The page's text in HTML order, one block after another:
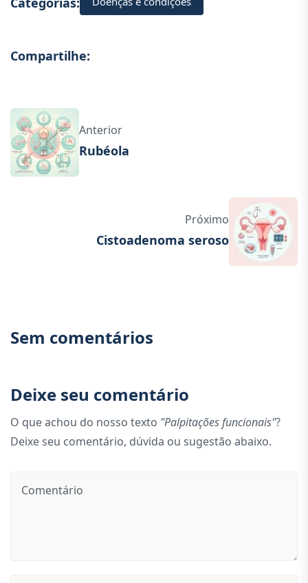
Compartilhe:
Anterior
Rubéola
Próximo
Cistoadenoma seroso
Sem comentários
Deixe seu comentário
O que achou do nosso texto "Palpitações funcionais"?
Deixe seu comentário, dúvida ou sugestão abaixo.